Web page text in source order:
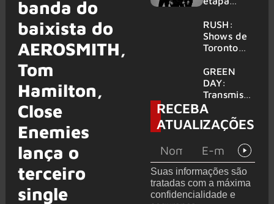
banda do
baixista do
AEROSMITH,
Tom
Hamilton,
Close
Enemies
lança o
terceiro
single
atravessa
gerações
da turnê
de
despedida
RUSH:
Shows de
Toronto
filmados
para
provável
filme
GREEN
DAY:
Transmissã
o 24 horas
‘Green Day
TV’ é
YouTube
RECEBA
ATUALIZAÇÕES
Suas informações são
tratadas com a máxima
confidencialidade e